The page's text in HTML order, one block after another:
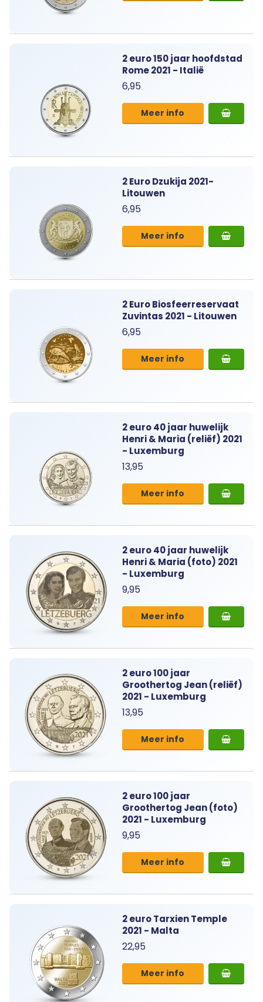
2 euro 150 jaar hoofdstad
Rome 2021 - Italië
6,95
Meer info
2 Euro Dzukija 2021-
Litouwen
6,95
Meer info
2 Euro Biosfeerreservaat
Zuvintas 2021 - Litouwen
6,95
Meer info
2 euro 40 jaar huwelijk
Henri & Maria (reliëf) 2021
- Luxemburg
13,95
Meer info
2 euro 40 jaar huwelijk
Henri & Maria (foto) 2021
- Luxemburg
9,95
Meer info
2 euro 100 jaar
Groothertog Jean (reliëf)
2021 - Luxemburg
13,95
Meer info
2 euro 100 jaar
Groothertog Jean (foto)
2021 - Luxemburg
9,95
Meer info
2 euro Tarxien Temple
2021 - Malta
22,95
Meer info